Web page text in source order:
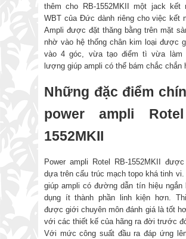
thêm cho RB-1552MKII một jack kết
WBT của Đức dành riêng cho việc kết
Ampli được đặt thăng bằng trên mặt
nhờ vào hệ thống chân kim loại được
vào 4 góc, vừa tạo điểm tì vừa làm
lượng giúp ampli có thể bám chắc chắn
Những đặc điểm
power ampli
1552MKII
Power ampli Rotel RB-1552MKII
dựa trên cấu trúc mạch topo khá tinh vi.
giúp ampli có đường dẫn tín hiệu
dụng ít thành phần linh kiện hơn.
được giới chuyên môn đánh giá là tốt
với các thiết kế của hãng ra đời trước
Với mức công suất đầu ra đáp ứng